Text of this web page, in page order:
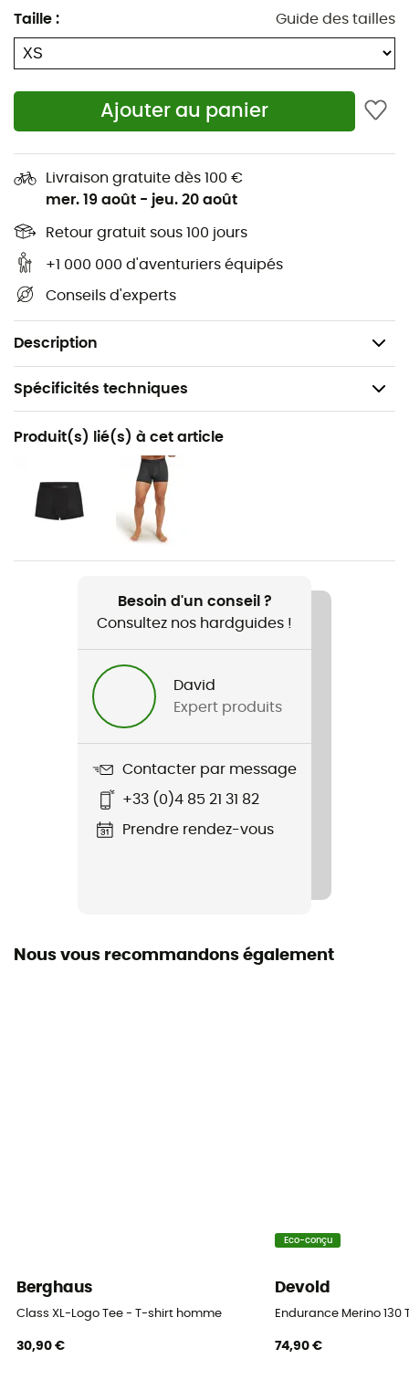
Taille : Guide des tailles
Ajouter au panier
Livraison gratuite dès 100 €
mer. 19 août - jeu. 20 août
Retour gratuit sous 100 jours
+1 000 000 d'aventuriers équipés
Conseils d'experts
Description
Régule la température
Anti-odeurs
Longues manches
Respirant
Trail running
Running
Matériau : 60% lyocell, 40% laine
Type de matériau : laine mérinos
Epaisseur de la matière : 18,9 microns, 150 g/m.
Spécificités techniques
Recommandé pour
Randonnée / Running / Trekking
Genre
Homme
Poids
Nom du produit
Merino 125 Cool-Lite Sphere III LS Tee
Laine Mérinos
Produit(s) lié(s) à cet article
Besoin d'un conseil ?
Consultez nos hardguides !
David
Expert produits
Contacter par message
+33 (0)4 85 21 31 82
Prendre rendez-vous
Nous vous recommandons également
Berghaus
Class XL-Logo Tee - T-shirt homme
30,90 €
Eco-conçu
Devold
Endurance Merino
74,90 €